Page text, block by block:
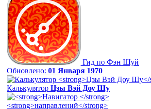
Гид по Фэн Шуй
Обновлено: 01 Января 1970
Калькулятор Цзы Вэй Доу Шу